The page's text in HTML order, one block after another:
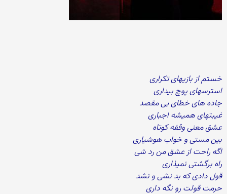
خستم از بازیهای تکراری
استرسهای پوچ بیداری
جاده های خطای بی مقصد
غیبتهای همیشه اجباری
عشق معنی وقفه کوتاه
بین مستی و خواب هوشیاری
اگه راحت از عشق من رد شی
راه برگشتی نمیذاری
قول دادی که بد نشی و نشد
حرمت قولت رو نگه داری